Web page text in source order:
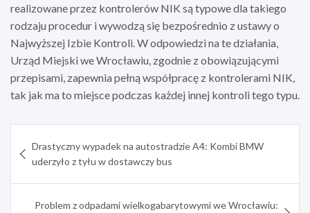
realizowane przez kontrolerów NIK są typowe dla takiego
rodzaju procedur i wywodzą się bezpośrednio z ustawy o
Najwyższej Izbie Kontroli. W odpowiedzi na te działania,
Urząd Miejski we Wrocławiu, zgodnie z obowiązującymi
przepisami, zapewnia pełną współpracę z kontrolerami NIK,
tak jak ma to miejsce podczas każdej innej kontroli tego typu.
wpisu
Drastyczny wypadek na autostradzie A4: Kombi BMW
uderzyło z tyłu w dostawczy bus
Problem z odpadami wielkogabarytowymi we Wrocławiu: